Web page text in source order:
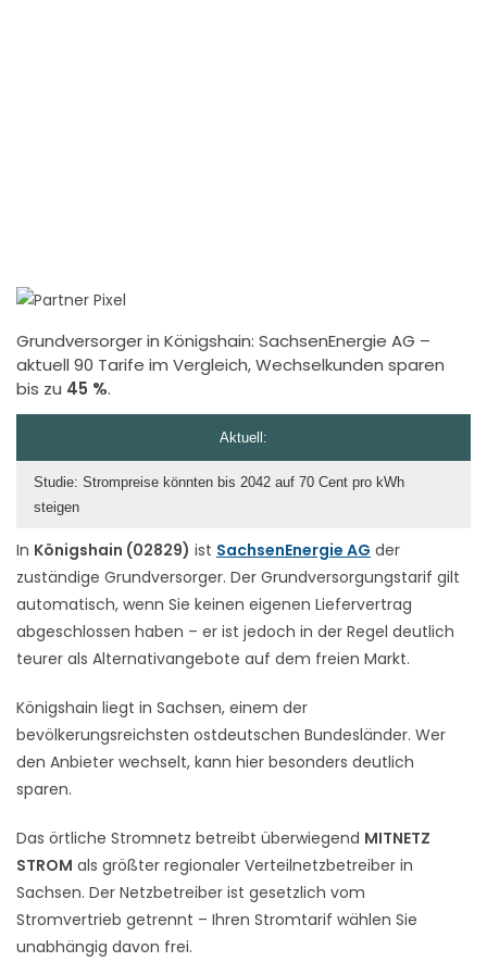
Grundversorger in Königshain: SachsenEnergie AG –
aktuell 90 Tarife im Vergleich, Wechselkunden sparen
bis zu 45 %.
In Königshain (02829) ist SachsenEnergie AG der
zuständige Grundversorger. Der Grundversorgungstarif gilt
automatisch, wenn Sie keinen eigenen Liefervertrag
abgeschlossen haben – er ist jedoch in der Regel deutlich
teurer als Alternativangebote auf dem freien Markt.
Königshain liegt in Sachsen, einem der
bevölkerungsreichsten ostdeutschen Bundesländer. Wer
den Anbieter wechselt, kann hier besonders deutlich
sparen.
Das örtliche Stromnetz betreibt überwiegend MITNETZ
STROM als größter regionaler Verteilnetzbetreiber in
Sachsen. Der Netzbetreiber ist gesetzlich vom
Stromvertrieb getrennt – Ihren Stromtarif wählen Sie
unabhängig davon frei.
Aktuell:
Studie: Strompreise könnten bis 2042 auf 70 Cent pro kWh
steigen